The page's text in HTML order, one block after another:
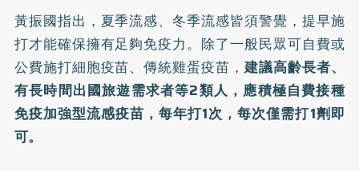
黃振國指出，夏季流感、冬季流感皆須警覺，提早施
打才能確保擁有足夠免疫力。除了一般民眾可自費或
公費施打細胞疫苗、傳統雞蛋疫苗，建議高齡長者、
有長時間出國旅遊需求者等2類人，應積極自費接種
免疫加強型流感疫苗，每年打1次，每次僅需打1劑即
可。